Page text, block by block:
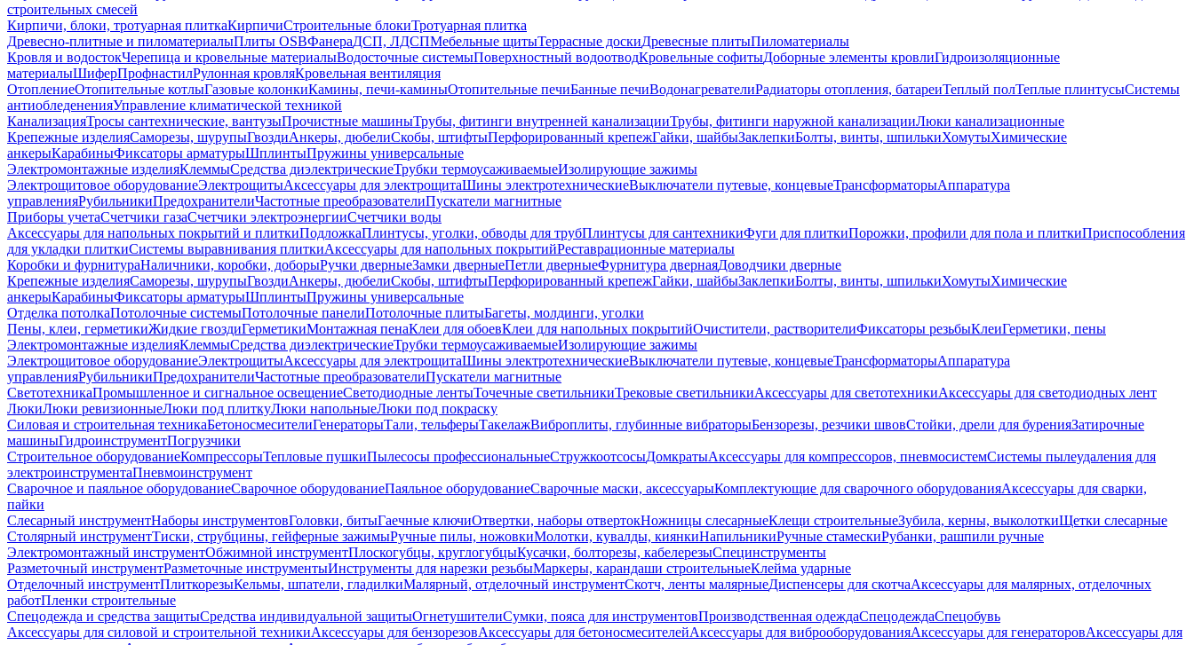
строительных смесей
Кирпичи, блоки, тротуарная плиткаКирпичиСтроительные блокиТротуарная плитка
Древесно-плитные и пиломатериалыПлиты OSBФанераДСП, ЛДСПМебельные щитыТеррасные доскиДревесные плитыПиломатериалы
Кровля и водостокЧерепица и кровельные материалыВодосточные системыПоверхностный водоотводКровельные софитыДоборные элементы кровлиГидроизоляционные
материалыШиферПрофнастилРулонная кровляКровельная вентиляция
ОтоплениеОтопительные котлыГазовые колонкиКамины, печи-каминыОтопительные печиБанные печиВодонагревателиРадиаторы отопления, батареиТеплый полТеплые плинтусыСистемы
антиобледененияУправление климатической техникой
КанализацияТросы сантехнические, вантузыПрочистные машиныТрубы, фитинги внутренней канализацииТрубы, фитинги наружной канализацииЛюки канализационные
Крепежные изделияСаморезы, шурупыГвоздиАнкеры, дюбелиСкобы, штифтыПерфорированный крепежГайки, шайбыЗаклепкиБолты, винты, шпилькиХомутыХимические
анкерыКарабиныФиксаторы арматурыШплинтыПружины универсальные
Электромонтажные изделияКлеммыСредства диэлектрическиеТрубки термоусаживаемыеИзолирующие зажимы
Электрощитовое оборудованиеЭлектрощитыАксессуары для электрощитаШины электротехническиеВыключатели путевые, концевыеТрансформаторыАппаратура
управленияРубильникиПредохранителиЧастотные преобразователиПускатели магнитные
Приборы учетаСчетчики газаСчетчики электроэнергииСчетчики воды
Аксессуары для напольных покрытий и плиткиПодложкаПлинтусы, уголки, обводы для трубПлинтусы для сантехникиФуги для плиткиПорожки, профили для пола и плиткиПриспособления
для укладки плиткиСистемы выравнивания плиткиАксессуары для напольных покрытийРеставрационные материалы
Коробки и фурнитураНаличники, коробки, доборыРучки дверныеЗамки дверныеПетли дверныеФурнитура двернаяДоводчики дверные
Крепежные изделияСаморезы, шурупыГвоздиАнкеры, дюбелиСкобы, штифтыПерфорированный крепежГайки, шайбыЗаклепкиБолты, винты, шпилькиХомутыХимические
анкерыКарабиныФиксаторы арматурыШплинтыПружины универсальные
Отделка потолкаПотолочные системыПотолочные панелиПотолочные плитыБагеты, молдинги, уголки
Пены, клеи, герметикиЖидкие гвоздиГерметикиМонтажная пенаКлеи для обоевКлеи для напольных покрытийОчистители, растворителиФиксаторы резьбыКлеиГерметики, пены
Электромонтажные изделияКлеммыСредства диэлектрическиеТрубки термоусаживаемыеИзолирующие зажимы
Электрощитовое оборудованиеЭлектрощитыАксессуары для электрощитаШины электротехническиеВыключатели путевые, концевыеТрансформаторыАппаратура
управленияРубильникиПредохранителиЧастотные преобразователиПускатели магнитные
СветотехникаПромышленное и сигнальное освещениеСветодиодные лентыТочечные светильникиТрековые светильникиАксессуары для светотехникиАксессуары для светодиодных лент
ЛюкиЛюки ревизионныеЛюки под плиткуЛюки напольныеЛюки под покраску
Силовая и строительная техникаБетоносмесителиГенераторыТали, тельферыТакелажВиброплиты, глубинные вибраторыБензорезы, резчики швовСтойки, дрели для буренияЗатирочные
машиныГидроинструментПогрузчики
Строительное оборудованиеКомпрессорыТепловые пушкиПылесосы профессиональныеСтружкоотсосыДомкратыАксессуары для компрессоров, пневмосистемСистемы пылеудаления для
электроинструментаПневмоинструмент
Сварочное и паяльное оборудованиеСварочное оборудованиеПаяльное оборудованиеСварочные маски, аксессуарыКомплектующие для сварочного оборудованияАксессуары для сварки,
пайки
Слесарный инструментНаборы инструментовГоловки, битыГаечные ключиОтвертки, наборы отвертокНожницы слесарныеКлещи строительныеЗубила, керны, выколоткиЩетки слесарные
Столярный инструментТиски, струбцины, гейферные зажимыРучные пилы, ножовкиМолотки, кувалды, киянкиНапильникиРучные стамескиРубанки, рашпили ручные
Электромонтажный инструментОбжимной инструментПлоскогубцы, круглогубцыКусачки, болторезы, кабелерезыСпецинструменты
Разметочный инструментРазметочные инструментыИнструменты для нарезки резьбыМаркеры, карандаши строительныеКлейма ударные
Отделочный инструментПлиткорезыКельмы, шпатели, гладилкиМалярный, отделочный инструментСкотч, ленты малярныеДиспенсеры для скотчаАксессуары для малярных, отделочных
работПленки строительные
Спецодежда и средства защитыСредства индивидуальной защитыОгнетушителиСумки, пояса для инструментовПроизводственная одеждаСпецодеждаСпецобувь
Аксессуары для силовой и строительной техникиАксессуары для бензорезовАксессуары для бетоносмесителейАксессуары для виброоборудованияАксессуары для генераторовАксессуары для